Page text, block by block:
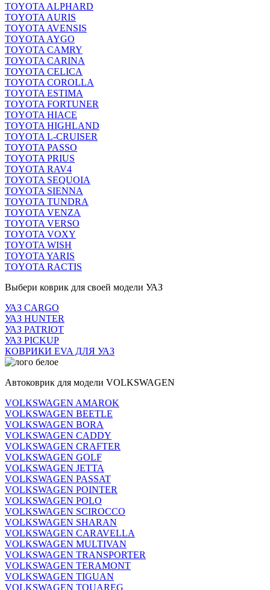
TOYOTA ALPHARD
TOYOTA AURIS
TOYOTA AVENSIS
TOYOTA AYGO
TOYOTA CAMRY
TOYOTA CARINA
TOYOTA CELICA
TOYOTA COROLLA
TOYOTA ESTIMA
TOYOTA FORTUNER
TOYOTA HIACE
TOYOTA HIGHLAND
TOYOTA L-CRUISER
TOYOTA PASSO
TOYOTA PRIUS
TOYOTA RAV4
TOYOTA SEQUOIA
TOYOTA SIENNA
TOYOTA TUNDRA
TOYOTA VENZA
TOYOTA VERSO
TOYOTA VOXY
TOYOTA WISH
TOYOTA YARIS
TOYOTA RACTIS
Выбери коврик для своей модели УАЗ
УАЗ CARGO
УАЗ HUNTER
УАЗ PATRIOT
УАЗ PICKUP
КОВРИКИ EVA ДЛЯ УАЗ
Автоковрик для модели VOLKSWAGEN
VOLKSWAGEN AMAROK
VOLKSWAGEN BEETLE
VOLKSWAGEN BORA
VOLKSWAGEN CADDY
VOLKSWAGEN CRAFTER
VOLKSWAGEN GOLF
VOLKSWAGEN JETTA
VOLKSWAGEN PASSAT
VOLKSWAGEN POINTER
VOLKSWAGEN POLO
VOLKSWAGEN SCIROCCO
VOLKSWAGEN SHARAN
VOLKSWAGEN CARAVELLA
VOLKSWAGEN MULTIVAN
VOLKSWAGEN TRANSPORTER
VOLKSWAGEN TERAMONT
VOLKSWAGEN TIGUAN
VOLKSWAGEN TOUAREG